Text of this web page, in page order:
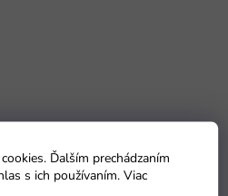
Ďalším prechádzaním
s ich používaním. Viac